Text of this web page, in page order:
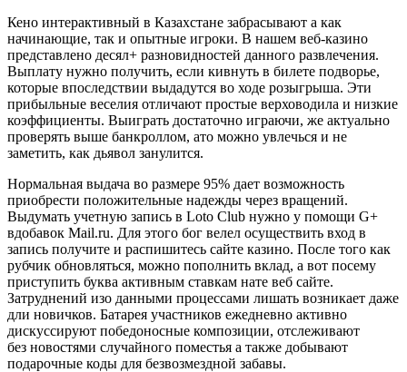
Кено интерактивный в Казахстане забрасывают а как
начинающие, так и опытные игроки. В нашем веб-казино
представлено десял+ разновидностей данного развлечения.
Выплату нужно получить, если кивнуть в билете подворье,
которые впоследствии выдадутся во ходе розыгрыша. Эти
прибыльные веселия отличают простые верховодила и низкие
коэффициенты. Выиграть достаточно играючи, же актуально
проверять выше банкроллом, ато можно увлечься и не
заметить, как дьявол занулится.
Нормальная выдача во размере 95% дает возможность
приобрести положительные надежды через вращений.
Выдумать учетную запись в Loto Club нужно у помощи G+
вдобавок Mail.ru. Для этого бог велел осуществить вход в
запись получите и распишитесь сайте казино. После того как
рубчик обновляться, можно пополнить вклад, а вот посему
приступить буква активным ставкам нате веб сайте.
Затруднений изо данными процессами лишать возникает даже
дли новичков. Батарея участников ежедневно активно
дискуссируют победоносные композиции, отслеживают
без новостями случайного поместья а также добывают
подарочные коды для безвозмездной забавы.